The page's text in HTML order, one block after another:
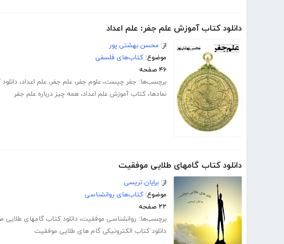
دانلود کتاب آموزش علم جفر: علم اعداد
از: محسن بهشتی پور
موضوع: کتاب‌های فلسفی
۴۶ صفحه
برچسب‌ها: جفر چیست، علوم جفر، علم جفر، علم اعداد،
نمادها، کتاب آموزش علم اعداد، همه چیز درباره علم جفر
دانلود کتاب گامهای طلایی موفقیت
از: برایان تریسی
موضوع: کتاب‌های روانشناسی
۲۲ صفحه
برچسب‌ها: روانشناسی موفقیت، دانلود کتاب گامهای طلایی
دانلود کتاب الکترونیکی گام های طلایی موفقیت